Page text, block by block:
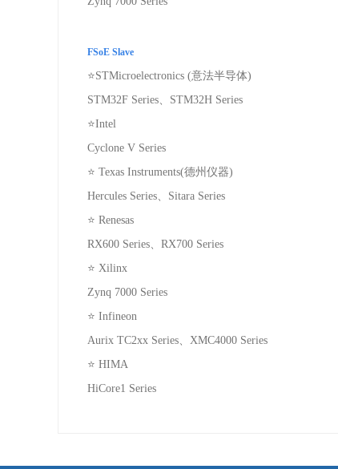
FSoE Slave
⭐STMicroelectronics (意法半导体)
STM32F Series、 STM32H Series
⭐Intel
Cyclone V Series
⭐ Texas Instruments(德州仪器)
Hercules Series、 Sitara Series
⭐ Renesas
RX600 Series、 RX700 Series
⭐ Xilinx
Zynq 7000 Series
⭐ Infineon
Aurix TC2xx Series、 XMC4000 Series
⭐ HIMA
HiCore1 Series